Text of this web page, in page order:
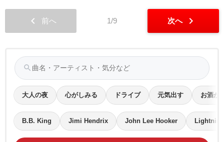
chevron_left 前へ 1/9 次へ chevron_right
search
大人の夜 心がしみる ドライブ 元気出す お酒が
B.B. King Jimi Hendrix John Lee Hooker